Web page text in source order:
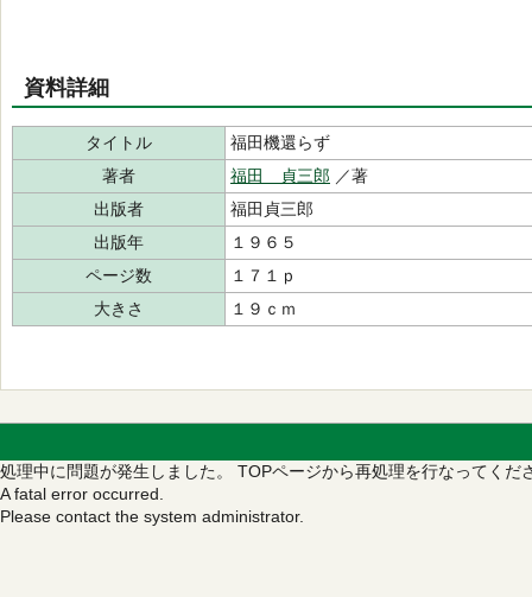
資料詳細
タイトル
福田機還らず
著者
福田 貞三郎 ／著
出版者
福田貞三郎
出版年
１９６５
ページ数
１７１ｐ
大きさ
１９ｃｍ
処理中に問題が発生しました。 TOPページから再処理を行なってくだ
A fatal error occurred.
Please contact the system administrator.